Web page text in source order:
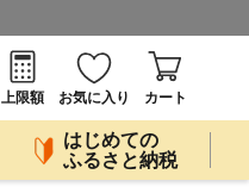
上限額
お気に入り カート
はじめての
ふるさと納税